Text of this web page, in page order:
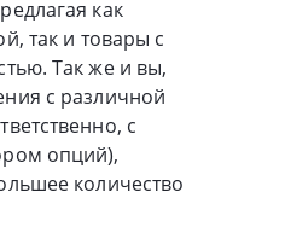
как
так и товары с
Так же и вы,
с различной
с
опций),
количество